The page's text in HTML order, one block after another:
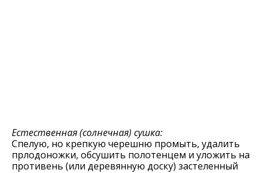
Естественная (солнечная) сушка:
Спелую, но крепкую черешню промыть, удалить
прлодоножки, обсушить полотенцем и уложить на
противень (или деревянную доску) застеленный